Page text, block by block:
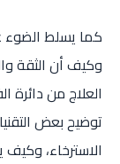
كما يسلط الضوء
وكيف أن الثقة
العلاج من دائرة
توضيح بعض
الاسترخاء،